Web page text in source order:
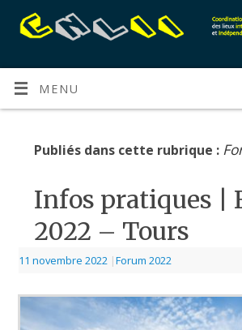
MENU
Publiés dans cette rubrique :
Infos pratiques |
2022 – Tours
11 novembre 2022 |Forum 2022